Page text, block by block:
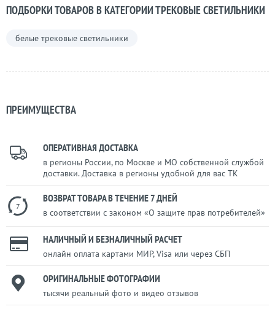
ПОДБОРКИ ТОВАРОВ В КАТЕГОРИИ ТРЕКОВЫЕ СВЕТИЛЬНИКИ
белые трековые светильники
ПРЕИМУЩЕСТВА
ОПЕРАТИВНАЯ ДОСТАВКА
в регионы России, по Москве и МО собственной службой
доставки. Доставка в регионы удобной для вас ТК
7
ВОЗВРАТ ТОВАРА В ТЕЧЕНИЕ 7 ДНЕЙ
в соответствии с законом «О защите прав потребителей»
НАЛИЧНЫЙ И БЕЗНАЛИЧНЫЙ РАСЧЕТ
онлайн оплата картами МИР, Visa или через СБП
ОРИГИНАЛЬНЫЕ ФОТОГРАФИИ
тысячи реальный фото и видео отзывов